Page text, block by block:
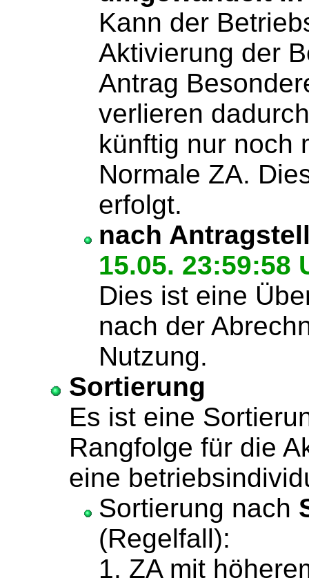
Kann der
Aktivierung der
Antrag
verlieren
künftig nur noch
Normale ZA.
erfolgt.
nach
15.05. 23:59:58
Dies ist eine
nach der
Nutzung.
Sortierung
Es ist eine
Rangfolge für die
eine
Sortierung nach
(Regelfall):
1. ZA mit